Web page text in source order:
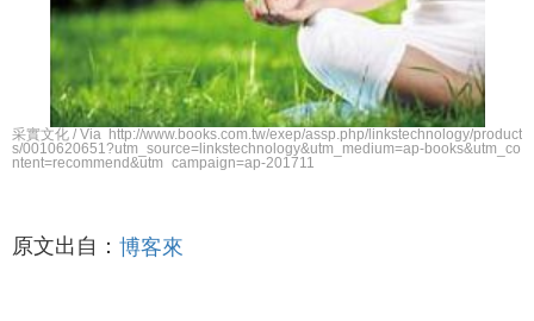
采實文化 / Via http://www.books.com.tw/exep/assp.php/linkstechnology/product
s/0010620651?utm_source=linkstechnology&utm_medium=ap-books&utm_co
ntent=recommend&utm_campaign=ap-201711
原文出自： 博客來